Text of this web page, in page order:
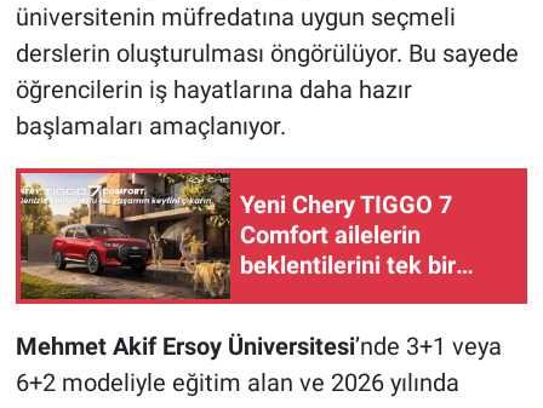
üniversitenin müfredatına uygun seçmeli
derslerin oluşturulması öngörülüyor. Bu sayede
öğrencilerin iş hayatlarına daha hazır
başlamaları amaçlanıyor.
Yeni Chery TIGGO 7
Comfort ailelerin
beklentilerini tek bir
Mehmet Akif Ersoy Üniversitesi’nde 3+1 veya
6+2 modeliyle eğitim alan ve 2026 yılında